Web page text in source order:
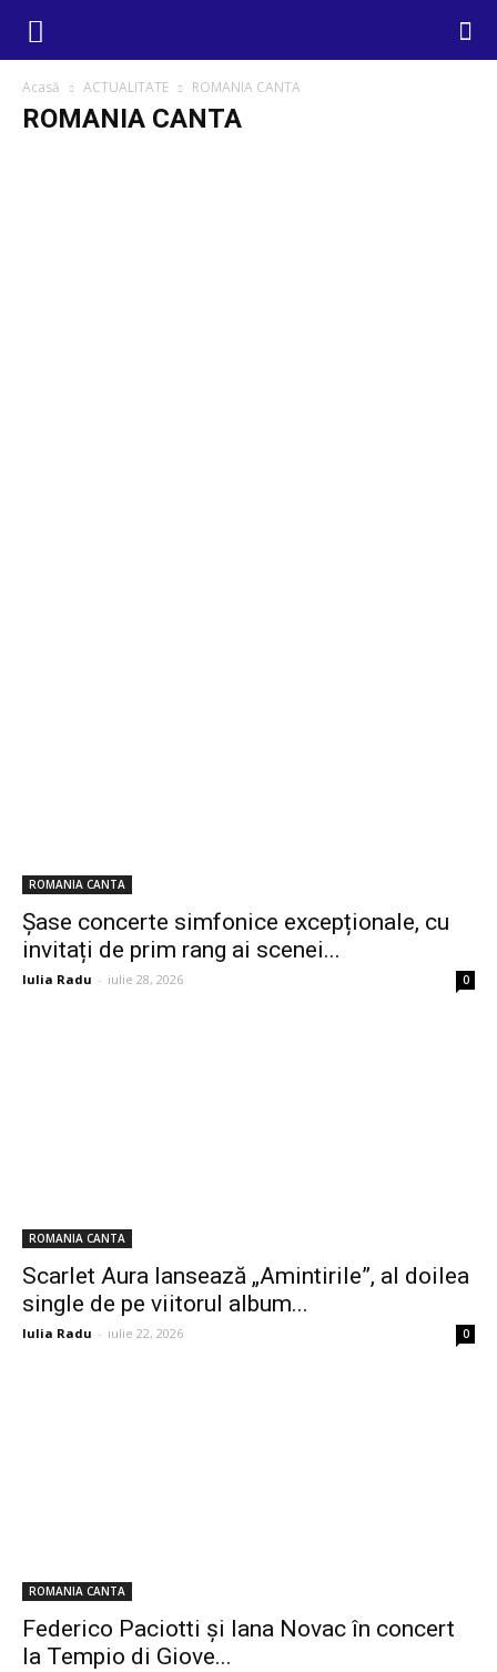
Acasă ACTUALITATE ROMANIA CANTA
ROMANIA CANTA
ROMANIA CANTA
Șase concerte simfonice excepționale, cu
invitați de prim rang ai scenei...
Iulia Radu - iulie 28, 2026 0
ROMANIA CANTA
Scarlet Aura lansează „Amintirile”, al doilea
single de pe viitorul album...
Iulia Radu - iulie 22, 2026 0
ROMANIA CANTA
Federico Paciotti și Iana Novac în concert
la Tempio di Giove...